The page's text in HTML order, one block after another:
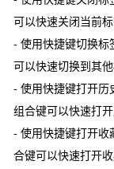
可以快速关闭当前标
- 使用快捷键切换标
可以快速切换到其他
- 使用快捷键打开历
组合键可以快速打开
- 使用快捷键打开收
合键可以快速打开收